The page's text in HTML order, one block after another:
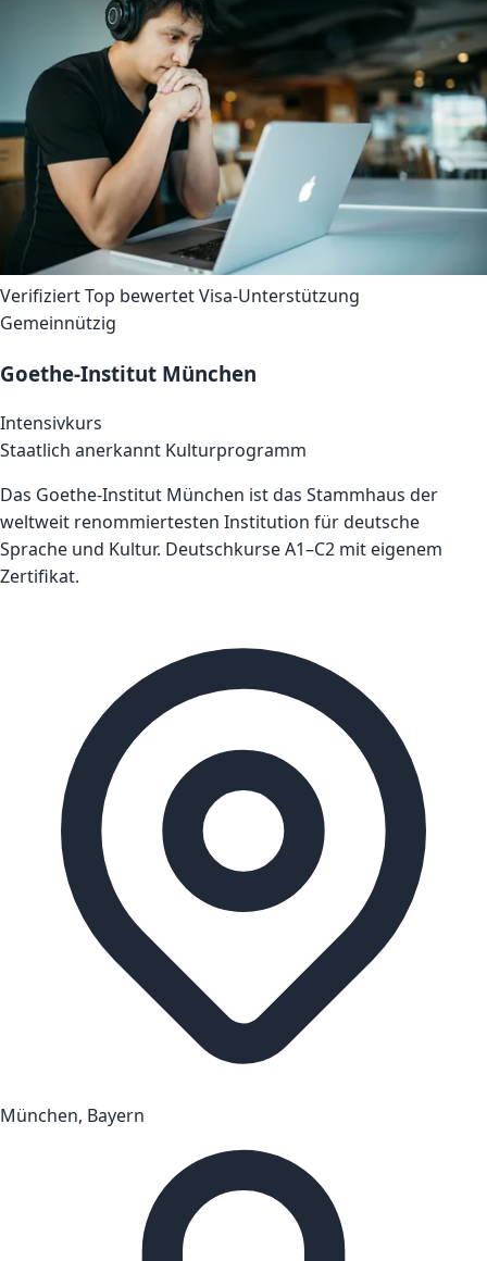
VerifiziertTop bewertetVisa-Unterstützung
Gemeinnützig
Goethe-Institut München
Intensivkurs
Staatlich anerkannt Kulturprogramm
Das Goethe-Institut München ist das Stammhaus der
weltweit renommiertesten Institution für deutsche
Sprache und Kultur. Deutschkurse A1–C2 mit eigenem
Zertifikat.
München, Bayern